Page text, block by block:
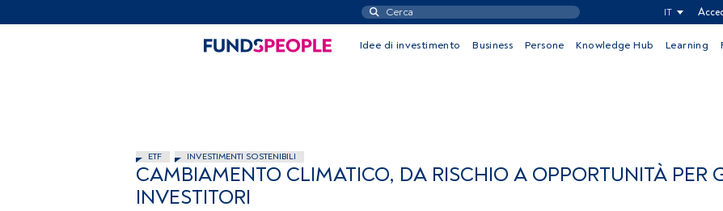
IT
Idee di investimento Business Persone Knowledge Hub Learning
ETF INVESTIMENTI SOSTENIBILI
CAMBIAMENTO CLIMATICO, DA RISCHIO A OPPORTUNITÀ PER
INVESTITORI